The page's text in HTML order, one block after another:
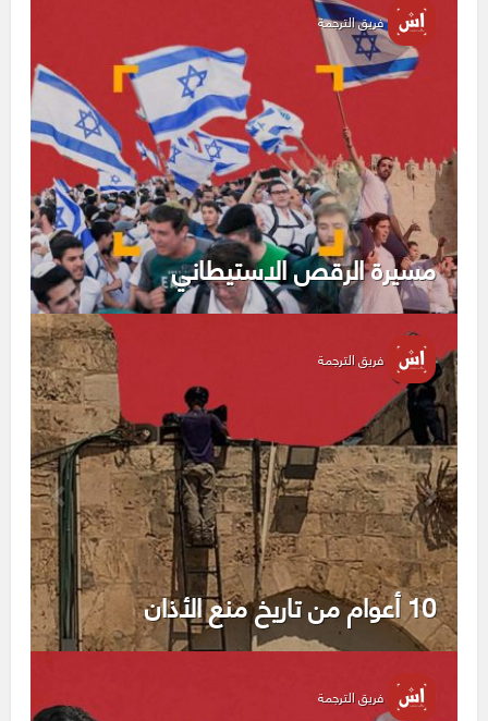
فريق الترجمة
مسيرة الرقص الاستيطاني
فريق الترجمة
10 أعوام من تاريخ منع الأذان
فريق الترجمة